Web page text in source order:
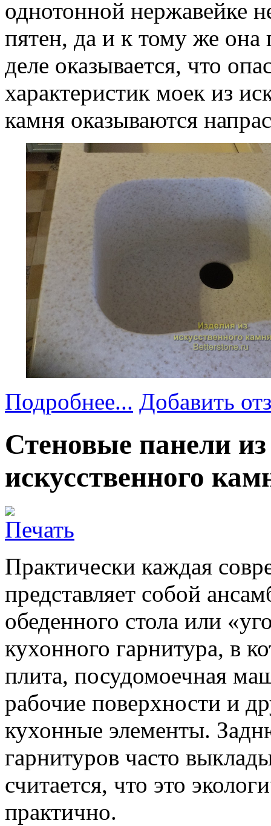
однотонной нержавейке
пятен, да и к тому же
деле оказывается, что
характеристик моек из
камня оказываются
Подробнее... Добавить
Стеновые панели из
искусственного
Практически каждая
представляет собой
обеденного стола или
кухонного гарнитура, в
плита, посудомоечная
рабочие поверхности и
кухонные элементы.
гарнитуров часто
считается, что это
практично.